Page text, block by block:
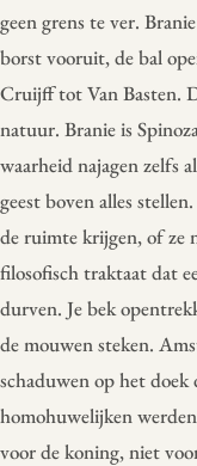
geen grens te ver.
borst vooruit, de bal
Cruijff tot Van Basten.
natuur. Branie is
waarheid najagen zelfs
geest boven alles
de ruimte krijgen, of ze
filosofisch traktaat dat
durven. Je bek
de mouwen steken.
schaduwen op het doek
homohuwelijken
voor de koning, niet